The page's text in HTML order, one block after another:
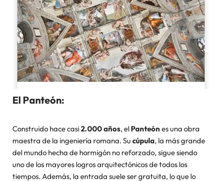
El Panteón:
Construido hace casi2.000 años, el Panteón es una obra
maestra de la ingeniería romana. Su cúpula, la más grande
del mundo hecha de hormigón no reforzado, sigue siendo
uno de los mayores logros arquitectónicos de todos los
tiempos. Además, la entrada suele ser gratuita, lo que lo